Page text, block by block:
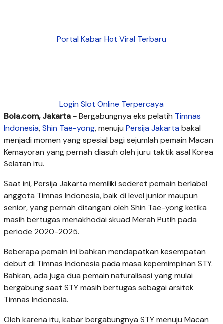
Portal Kabar Hot Viral Terbaru
Login Slot Online Terpercaya
Bola.com, Jakarta -Bergabungnya eks pelatih Timnas
Indonesia,Shin Tae-yong, menuju Persija Jakarta bakal
menjadi momen yang spesial bagi sejumlah pemain Macan
Kemayoran yang pernah diasuh oleh juru taktik asal Korea
Selatan itu.
Saat ini, Persija Jakarta memiliki sederet pemain berlabel
anggota Timnas Indonesia, baik di level junior maupun
senior, yang pernah ditangani oleh Shin Tae-yong ketika
masih bertugas menakhodai skuad Merah Putih pada
periode 2020-2025.
Beberapa pemain ini bahkan mendapatkan kesempatan
debut di Timnas Indonesia pada masa kepemimpinan STY.
Bahkan, ada juga dua pemain naturalisasi yang mulai
bergabung saat STY masih bertugas sebagai arsitek
Timnas Indonesia.
Oleh karena itu, kabar bergabungnya STY menuju Macan